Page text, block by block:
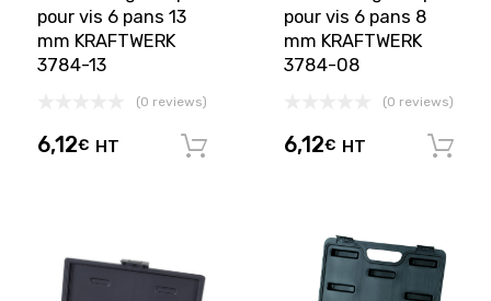
pour vis 6 pans 13
mm KRAFTWERK
3784-13
(0 reviews)
6,12€ HT Ajouter au panier
pour vis 6 pans 8
mm KRAFTWERK
3784-08
(0 reviews)
6,12€ HT